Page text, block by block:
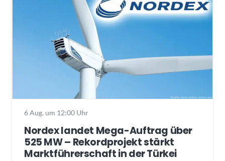
6 Aug. um 12:00 Uhr
Nordex landet Mega-Auftrag über
525 MW – Rekordprojekt stärkt
Marktführerschaft in der Türkei